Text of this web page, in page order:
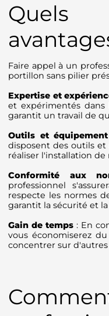
Faire appel à un
portillon sans pilier
Expertise et
et expérimentés
garantit un travail de
Outils et
disposent des outils
réaliser l'installation de
Conformité aux
professionnel
respecte les normes
garantit la sécurité et
Gain de temps : En
vous économiserez
concentrer sur